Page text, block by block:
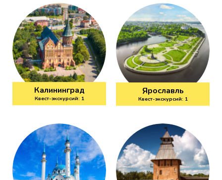
Калининград
Квест-экскурсий: 1
Ярославль
Квест-экскурсий: 1